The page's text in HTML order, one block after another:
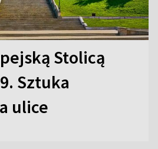
Stolicą
Sztuka
ulice